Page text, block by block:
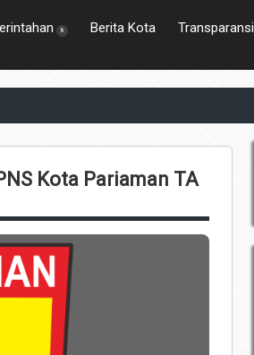
8 Berita Kota Transparansi
Kota Pariaman TA